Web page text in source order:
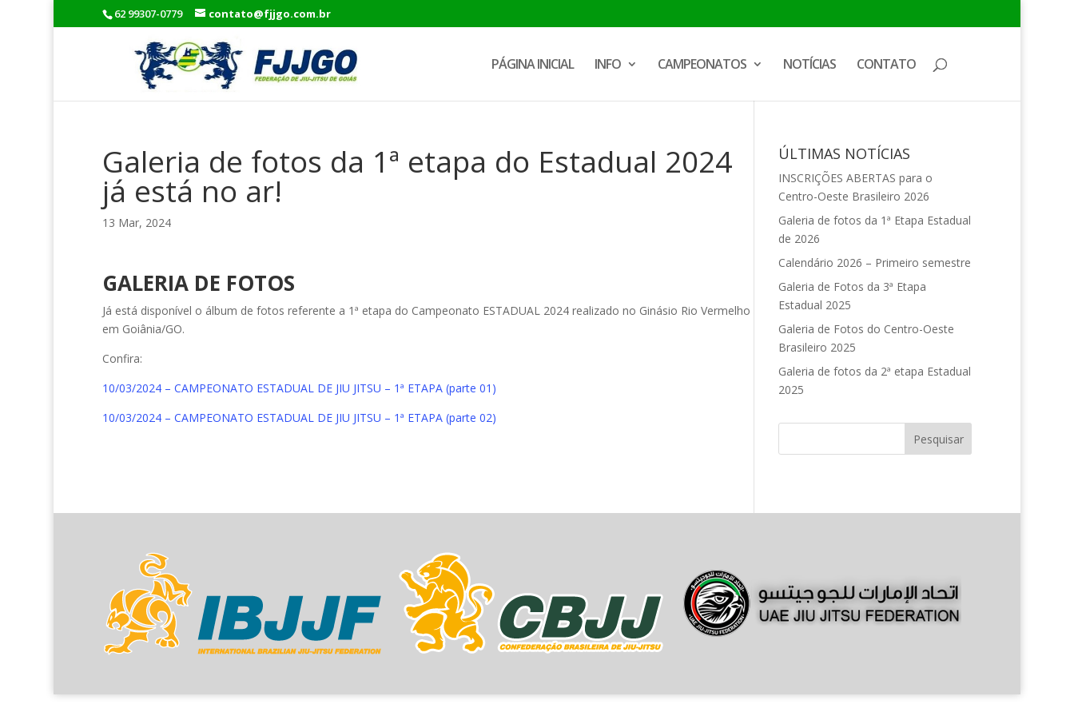
62 99307-0779 contato@fjjgo.com.br
PÁGINA INICIAL INFO CAMPEONATOS NOTÍCIAS CONTATO
Galeria de fotos da 1ª etapa do Estadual 2024
já está no ar!
13 Mar, 2024
GALERIA DE FOTOS
Já está disponível o álbum de fotos referente a 1ª etapa do Campeonato ESTADUAL 2024 realizado no Ginásio Rio Vermelho
em Goiânia/GO.
Confira:
10/03/2024 – CAMPEONATO ESTADUAL DE JIU JITSU – 1ª ETAPA (parte 01)
10/03/2024 – CAMPEONATO ESTADUAL DE JIU JITSU – 1ª ETAPA (parte 02)
ÚLTIMAS NOTÍCIAS
INSCRIÇÕES ABERTAS para o
Centro-Oeste Brasileiro 2026
Galeria de fotos da 1ª Etapa Estadual
de 2026
Calendário 2026 – Primeiro semestre
Galeria de Fotos da 3ª Etapa
Estadual 2025
Galeria de Fotos do Centro-Oeste
Brasileiro 2025
Galeria de fotos da 2ª etapa Estadual
2025